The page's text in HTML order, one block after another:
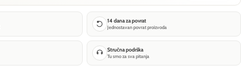
14 dana za povrat
Jednostavan povrat proizvoda
Stručna podrška
Tu smo za sva pitanja